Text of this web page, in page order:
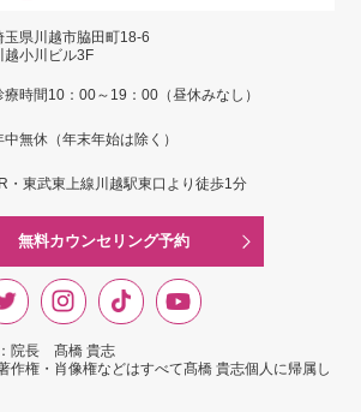
玉県川越市脇田町18-6
越小川ビル3F
療時間10：00～19：00（昼休みなし）
中無休（年末年始は除く）
・東武東上線川越駅東口より徒歩1分
無料カウンセリング予約
院長 髙橋 貴志
作権・肖像権などはすべて髙橋 貴志個人に帰属し